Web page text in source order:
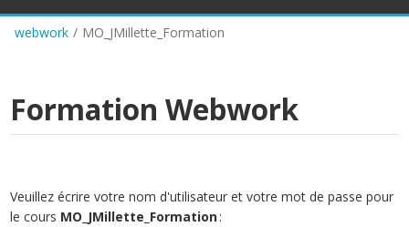
webwork / MO_JMillette_Formation
Formation Webwork
Veuillez écrire votre nom d'utilisateur et votre mot de passe pour
le cours MO_JMillette_Formation: